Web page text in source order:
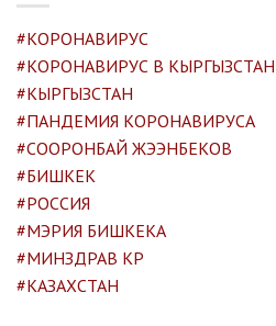
#КОРОНАВИРУС
#КОРОНАВИРУС В
#КЫРГЫЗСТАН
#ПАНДЕМИЯ КОРОНАВИРУСА
#СООРОНБАЙ ЖЭЭНБЕКОВ
#БИШКЕК
#РОССИЯ
#МЭРИЯ БИШКЕКА
#МИНЗДРАВ КР
#КАЗАХСТАН